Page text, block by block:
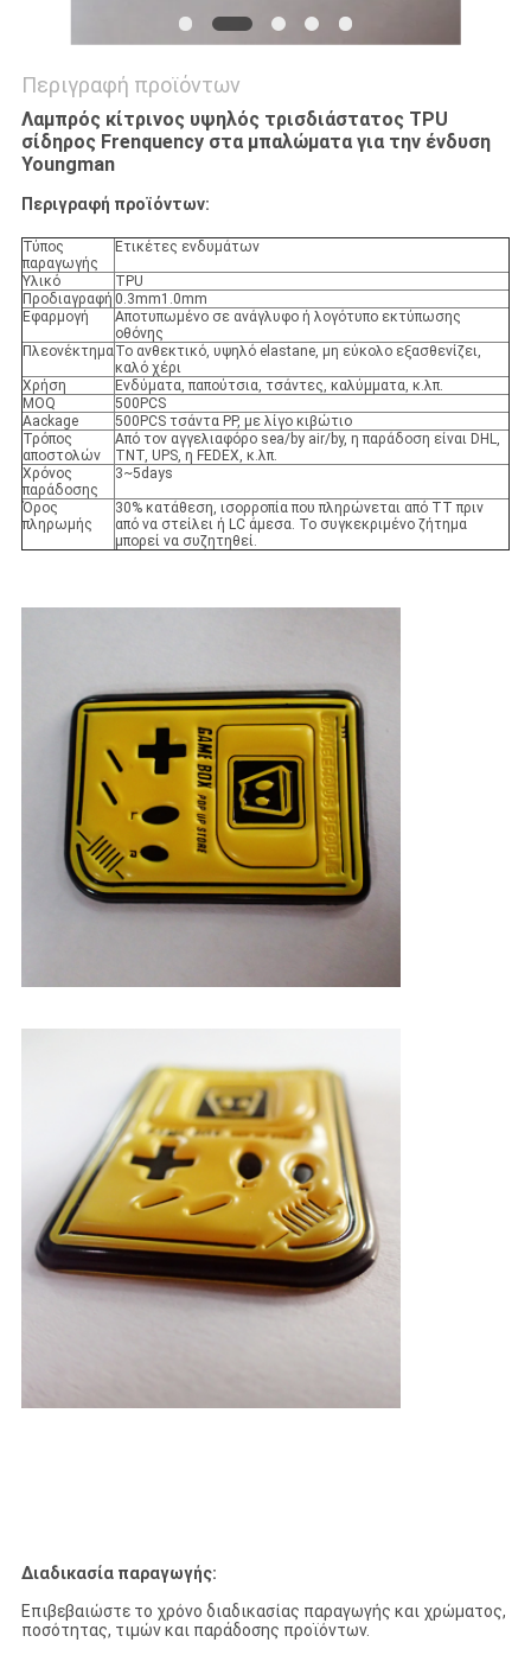
Περιγραφή προϊόντων
Λαμπρός κίτρινος υψηλός τρισδιάστατος TPU
σίδηρος Frenquency στα μπαλώματα για την ένδυση
Youngman
Περιγραφή προϊόντων:
Τύπος
παραγωγής
Ετικέτες ενδυμάτων
Υλικό
TPU
Προδιαγραφή 0.3mm1.0mm
Εφαρμογή
Αποτυπωμένο σε ανάγλυφο ή λογότυπο εκτύπωσης
οθόνης
ΠλεονέκτημαΤο ανθεκτικό, υψηλό elastane, μη εύκολο εξασθενίζει,
καλό χέρι
Χρήση
Ενδύματα, παπούτσια, τσάντες, καλύμματα, κ.λπ.
MOQ
500PCS
Aackage
500PCS τσάντα PP, με λίγο κιβώτιο
Τρόπος
αποστολών
Από τον αγγελιαφόρο sea/by air/by, η παράδοση είναι DHL,
TNT, UPS, η FEDEX, κ.λπ.
Χρόνος
παράδοσης
3~5days
Όρος
πληρωμής
30% κατάθεση, ισορροπία που πληρώνεται από TT πριν
από να στείλει ή LC άμεσα. Το συγκεκριμένο ζήτημα
μπορεί να συζητηθεί.
Διαδικασία παραγωγής:
Επιβεβαιώστε το χρόνο διαδικασίας παραγωγής και χρώματος,
ποσότητας, τιμών και παράδοσης προϊόντων.